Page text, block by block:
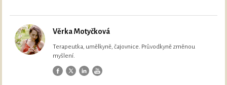
Věrka Motyčková
Terapeutka, umělkyně, čajovnice. Průvodkyně změnou
myšlení.